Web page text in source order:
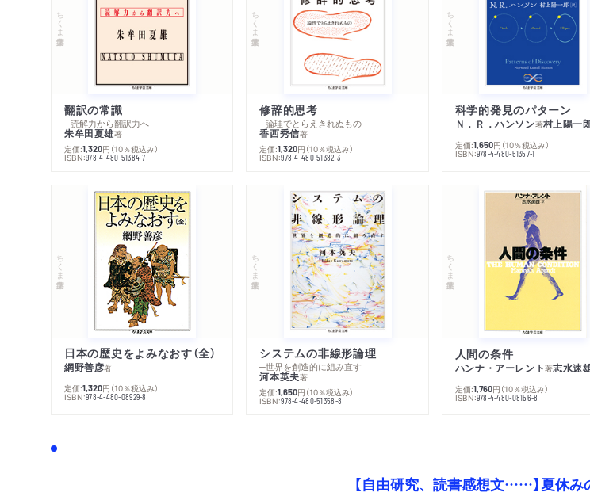
ちくま学芸文庫
翻訳の常識
─読解力から翻訳力へ
朱牟田夏雄著
定価:1,320円 （10％税込み）
ISBN:978-4-480-51384-7
ちくま学芸文庫
修辞的思考
─論理でとらえきれぬもの
香西秀信著
定価:1,320円 （10％税込み）
ISBN:978-4-480-51382-3
ちくま学芸文庫
科学的発見のパターン
Ｎ．Ｒ．ハンソン著村上陽一
定価:1,650円 （10％税込み）
ISBN:978-4-480-51357-1
ちくま学芸文庫
日本の歴史をよみなおす（全）
網野善彦著
定価:1,320円 （10％税込み）
ISBN:978-4-480-08929-8
ちくま学芸文庫
システムの非線形論理
─世界を創造的に組み直す
河本英夫著
定価:1,650円 （10％税込み）
ISBN:978-4-480-51358-8
ちくま学芸文庫
人間の条件
ハンナ・アーレント著志水速
定価:1,760円 （10％税込み）
ISBN:978-4-480-08156-8
【自由研究、読書感想文……】夏休み